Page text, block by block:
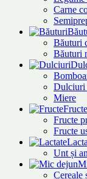
Carne
Băuturi
Băuturi
Dulciuri
Miere
Fructe
Fructe
Fructe
Unt și
Cereale